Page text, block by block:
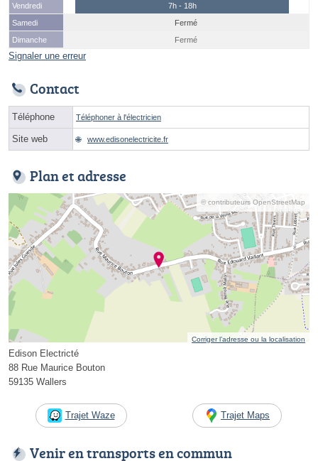
Vendredi
7h - 18h
Samedi
Fermé
Dimanche
Fermé
Signaler une erreur
Contact
Téléphone Téléphoner à l'électricien
Site web www.edisonelectricite.fr
Plan et adresse
© contributeurs OpenStreetMap
Corriger l’adresse ou la localisation
Edison Electricté
88 Rue Maurice Bouton
59135 Wallers
Trajet Waze Trajet Maps
Venir en transports en commun